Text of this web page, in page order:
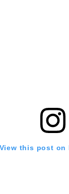
View this post on